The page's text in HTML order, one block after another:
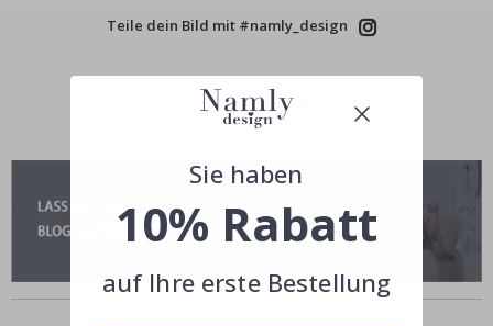
Teile dein Bild mit #namly_design
Ähnliche Produkte
Sie haben
10% Rabatt
auf Ihre erste Bestellung